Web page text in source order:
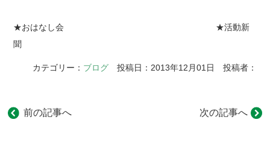
★おはなし会 ★活動新
聞
カテゴリー： ブログ投稿日：2013年12月01日 投稿者：
前の記事へ 次の記事へ